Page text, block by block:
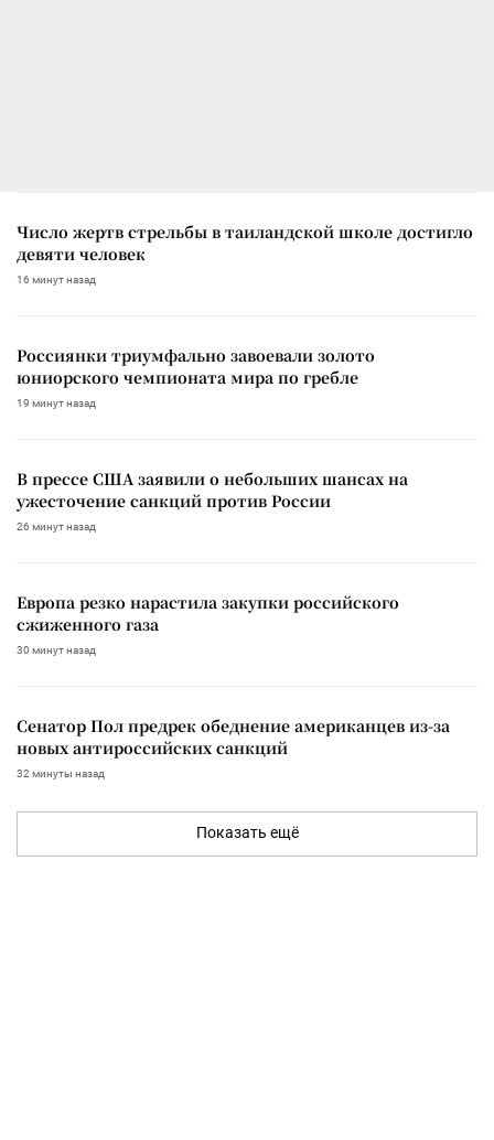
Число жертв стрельбы в таиландской школе достигло
девяти человек
16 минут назад
Россиянки триумфально завоевали золото
юниорского чемпионата мира по гребле
19 минут назад
В прессе США заявили о небольших шансах на
ужесточение санкций против России
26 минут назад
Европа резко нарастила закупки российского
сжиженного газа
30 минут назад
Сенатор Пол предрек обеднение американцев из-за
новых антироссийских санкций
32 минуты назад
Показать ещё